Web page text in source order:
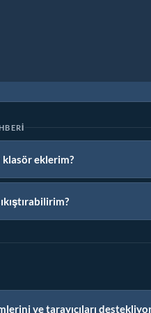
klasör eklerim?
ve tarayıcıları